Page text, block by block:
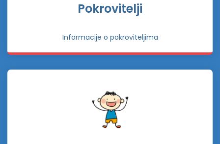
Pokrovitelji
Informacije o pokroviteljima